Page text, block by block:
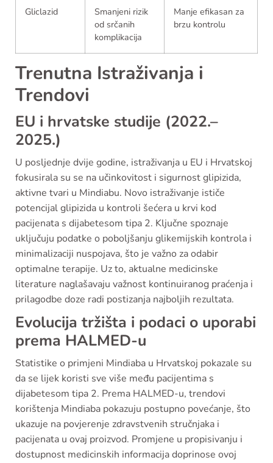
Gliclazid
Smanjeni rizik
od srčanih
komplikacija
Manje efikasan za
brzu kontrolu
Trenutna Istraživanja i
Trendovi
EU i hrvatske studije (2022.–
2025.)
U posljednje dvije godine, istraživanja u EU i Hrvatskoj
fokusirala su se na učinkovitost i sigurnost glipizida,
aktivne tvari u Mindiabu. Novo istraživanje ističe
potencijal glipizida u kontroli šećera u krvi kod
pacijenata s dijabetesom tipa 2. Ključne spoznaje
uključuju podatke o poboljšanju glikemijskih kontrola i
minimalizaciji nuspojava, što je važno za odabir
optimalne terapije. Uz to, aktualne medicinske
literature naglašavaju važnost kontinuiranog praćenja i
prilagodbe doze radi postizanja najboljih rezultata.
Evolucija tržišta i podaci o uporabi
prema HALMED-u
Statistike o primjeni Mindiaba u Hrvatskoj pokazale su
da se lijek koristi sve više među pacijentima s
dijabetesom tipa 2. Prema HALMED-u, trendovi
korištenja Mindiaba pokazuju postupno povećanje, što
ukazuje na povjerenje zdravstvenih stručnjaka i
pacijenata u ovaj proizvod. Promjene u propisivanju i
dostupnost medicinskih informacija doprinose ovoj